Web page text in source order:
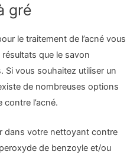
gré
le traitement de l’acné vous
que le savon
Si vous souhaitez utiliser un
de nombreuses options
l’acné.
dans votre nettoyant contre
de benzoyle et/ou